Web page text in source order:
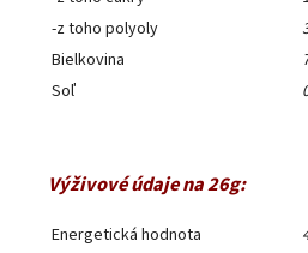
-z toho polyoly
Bielkovina
Soľ
Výživové údaje na 26g:
Energetická hodnota